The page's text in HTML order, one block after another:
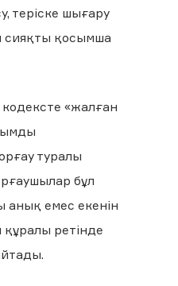
теріске шығару
сияқты қосымша
«жалған
туралы
бұл
емес екенін
ретінде